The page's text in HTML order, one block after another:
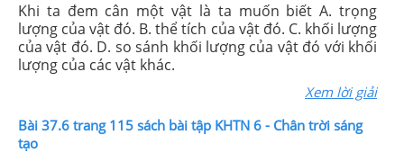
Khi ta đem cân một vật là ta muốn biết A. trọng
lượng của vật đó. B. thể tích của vật đó. C. khối lượng
của vật đó. D. so sánh khối lượng của vật đó với khối
lượng của các vật khác.
Xem lời giải
Bài 37.6 trang 115 sách bài tập KHTN 6 - Chân trời sáng
tạo